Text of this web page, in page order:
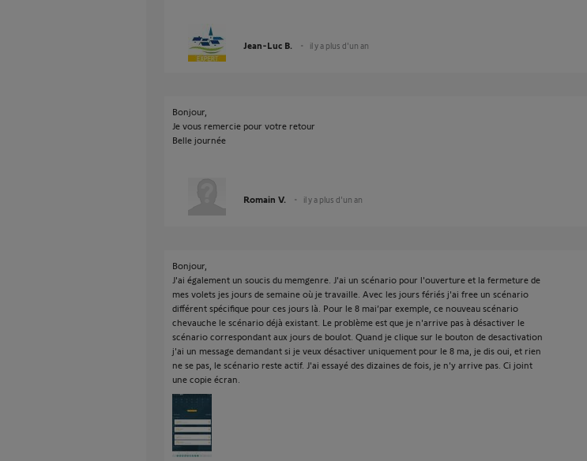
Jean-Luc B. il y a plus d'un an
Bonjour,
Je vous remercie pour votre retour
Belle journée
Romain V. il y a plus d'un an
Bonjour,
J'ai également un soucis du memgenre. J'ai un scénario pour l'ouverture et la fermeture de
mes volets jes jours de semaine où je travaille. Avec les jours fériés j'ai free un scénario
différent spécifique pour ces jours là. Pour le 8 mai’par exemple, ce nouveau scénario
chevauche le scénario déjà existant. Le problème est que je n'arrive pas à désactiver le
scénario correspondant aux jours de boulot. Quand je clique sur le bouton de desactivation
j'ai un message demandant si je veux désactiver uniquement pour le 8 ma, je dis oui, et rien
ne se pas, le scénario reste actif. J'ai essayé des dizaines de fois, je n'y arrive pas. Ci joint
une copie écran.